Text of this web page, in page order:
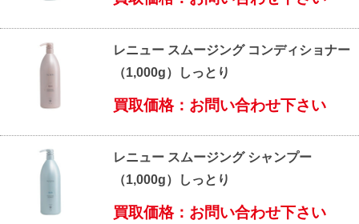
レニュー スムージング コンディショナー
（1,000g）しっとり
買取価格：お問い合わせ下さい
レニュー スムージング シャンプー
（1,000g）しっとり
買取価格：お問い合わせ下さい